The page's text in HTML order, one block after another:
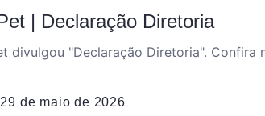
| Declaração Diretoria
divulgou "Declaração Diretoria". Confira
de maio de 2026